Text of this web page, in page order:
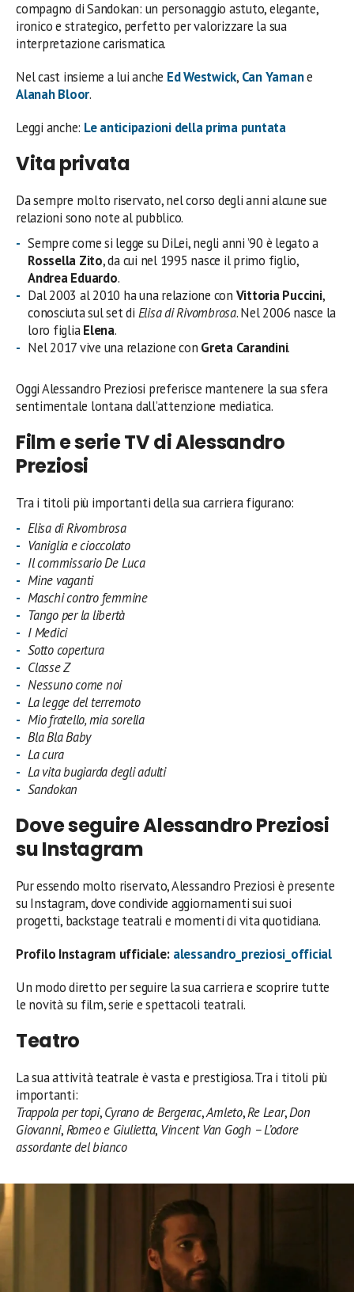
compagno di Sandokan: un personaggio astuto, elegante,
ironico e strategico, perfetto per valorizzare la sua
interpretazione carismatica.
Nel cast insieme a lui anche Ed Westwick, Can Yamane
Alanah Bloor.
Leggi anche: Le anticipazioni della prima puntata
Vita privata
Da sempre molto riservato, nel corso degli anni alcune sue
relazioni sono note al pubblico.
Sempre come si legge su DiLei, negli anni ’90 è legato a
Rossella Zito, da cui nel 1995 nasce il primo figlio,
Andrea Eduardo.
Dal 2003 al 2010 ha una relazione con Vittoria Puccini,
conosciuta sul set di Elisa di Rivombrosa. Nel 2006 nasce la
loro figliaElena.
Nel 2017 vive una relazione con Greta Carandini.
Oggi Alessandro Preziosi preferisce mantenere la sua sfera
sentimentale lontana dall’attenzione mediatica.
Film e serie TV di Alessandro
Preziosi
Tra i titoli più importanti della sua carriera figurano:
Elisa di Rivombrosa
Vaniglia e cioccolato
Il commissario De Luca
Mine vaganti
Maschi contro femmine
Tango per la libertà
I Medici
Sotto copertura
Classe Z
Nessuno come noi
La legge del terremoto
Mio fratello, mia sorella
Bla Bla Baby
La cura
La vita bugiarda degli adulti
Sandokan
Dove seguire Alessandro Preziosi
su Instagram
Pur essendo molto riservato, Alessandro Preziosi è presente
su Instagram, dove condivide aggiornamenti sui suoi
progetti, backstage teatrali e momenti di vita quotidiana.
Profilo Instagram ufficiale: alessandro_preziosi_official
Un modo diretto per seguire la sua carriera e scoprire tutte
le novità su film, serie e spettacoli teatrali.
Teatro
La sua attività teatrale è vasta e prestigiosa. Tra i titoli più
importanti:
Trappola per topi,Cyrano de Bergerac,Amleto,Re Lear,Don
Giovanni,Romeo e Giulietta, Vincent Van Gogh – L’odore
assordante del bianco